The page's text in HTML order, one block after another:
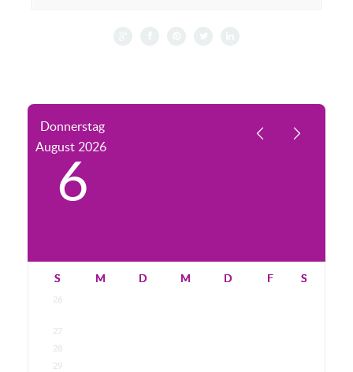
Donnerstag
August 2026
6
S M D M D F S
26
27
28
29